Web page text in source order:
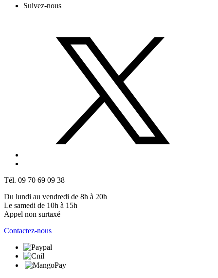
Suivez-nous
Tél. 09 70 69 09 38
Du lundi au vendredi de 8h à 20h
Le samedi de 10h à 15h
Appel non surtaxé
Contactez-nous